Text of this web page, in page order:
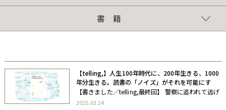
書 籍
【telling,】人生100年時代に、200年生きる、1000
年分生きる。読書の「ノイズ」がそれを可能にす
る。『なぜ働いていると本が読めなくなるのか』
【書きました／telling,最終回】 警察に追われて逃げ
たことがあるか。友人の恋人を寝とったことがある
2025.03.24